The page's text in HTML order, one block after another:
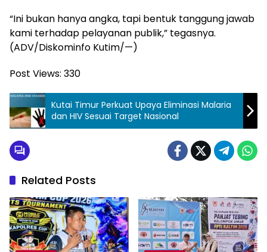
“Ini bukan hanya angka, tapi bentuk tanggung jawab
kami terhadap pelayanan publik,” tegasnya.
(ADV/Diskominfo Kutim/—)
Post Views: 330
Kutai Timur Perkuat Upaya Eliminasi Malaria
dan HIV Sesuai Target Nasional
Related Posts